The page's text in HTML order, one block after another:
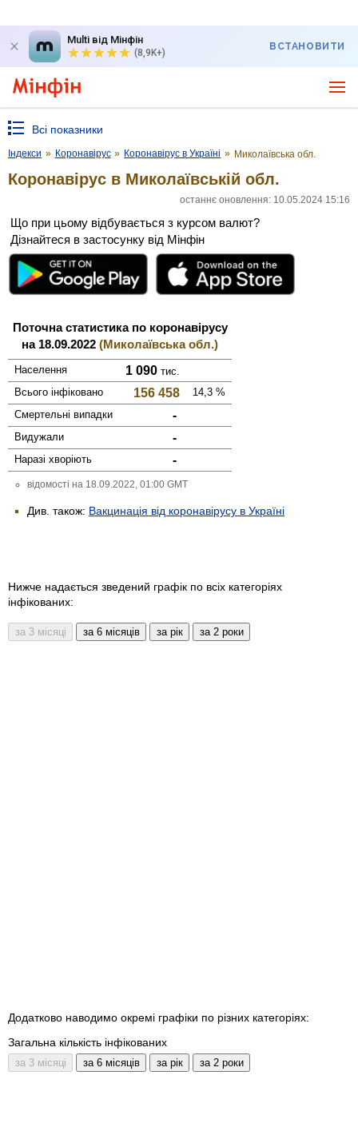
Multi від Мінфін
(8,9K+)
ВСТАНОВИТИ
Всі показники
Індекси » Коронавірус » Коронавірус в Україні » Миколаївська обл.
Коронавірус в Миколаївській обл.
останнє оновлення: 10.05.2024 15:16
Що при цьому відбувається з курсом валют?
Дізнайтеся в застосунку від Мінфін
Поточна статистика по коронавірусу
на 18.09.2022 (Миколаївська обл.)
Населення 1 090 тис.
Всього інфі­ковано
156 458 14,3 %
Смер­тельні випадки
-
Виду­жали -
Наразі хворіють -
відомості на 18.09.2022, 01:00 GMT
Див. також: Вакцинація від коронавірусу в Україні
Нижче надається зведений графік по всіх категоріях
інфікованих:
Додатково наводимо окремі графіки по різних категоріях:
Загальна кількість інфікованих